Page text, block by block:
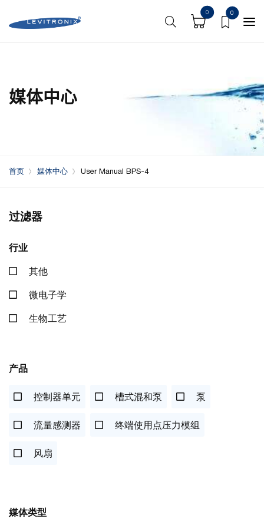
0 0
媒体中心
首页 媒体中心 User Manual BPS-4
过滤器
行业
其他
微电子学
生物工艺
产品
控制器单元 槽式混和泵 泵
流量感测器 终端使用点压力模组
风扇
媒体类型